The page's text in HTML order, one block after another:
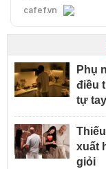
cafef.vn
Phụ
điều
tự
xuất
giỏi